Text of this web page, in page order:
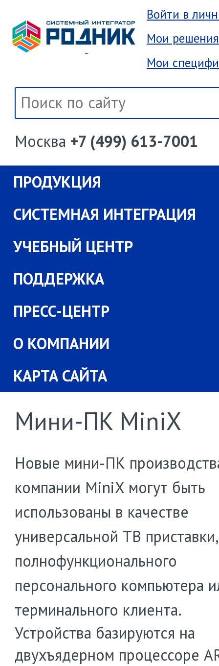
Войти в
Мои решения
Мои
Москва +7 (499) 613-7001
ПРОДУКЦИЯ
СИСТЕМНАЯ ИНТЕГРАЦИЯ
УЧЕБНЫЙ ЦЕНТР
ПОДДЕРЖКА
ПРЕСС-ЦЕНТР
О КОМПАНИИ
КАРТА САЙТА
Мини-ПК MiniX
Новые мини-ПК
компании MiniX могут быть
использованы в качестве
универсальной ТВ приставки,
полнофункционального
персонального компьютера
терминального клиента.
Устройства базируются на
двухъядерном процессоре